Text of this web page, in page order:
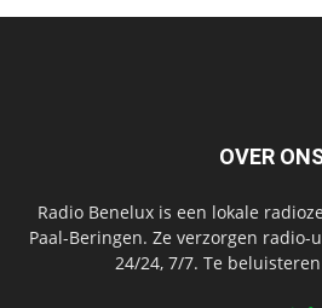
OVER
Radio Benelux is een lokale
Paal-Beringen. Ze verzorgen
24/24, 7/7. Te